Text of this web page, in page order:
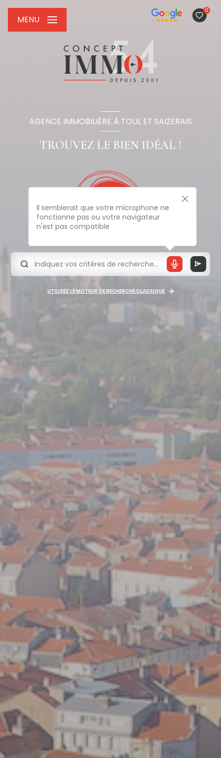
0
MENU
AGENCE IMMOBILIÈRE À TOUL ET SAIZERAIS
TROUVEZ LE BIEN IDÉAL !
Il semblerait que votre microphone ne
fonctionne pas ou votre navigateur
n'est pas compatible
UTILISEZ LE MOTEUR DE RECHERCHE CLASSIQUE